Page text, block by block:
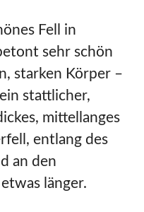
Fell in
sehr schön
starken Körper –
stattlicher,
mittellanges
entlang des
an den
länger.